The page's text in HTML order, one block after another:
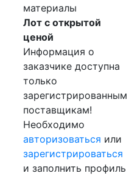
материалы
Лот с открытой
ценой
Информация о
заказчике доступна
только
зарегистрированным
поставщикам!
Необходимо
авторизоваться или
зарегистрироваться
и заполнить профиль